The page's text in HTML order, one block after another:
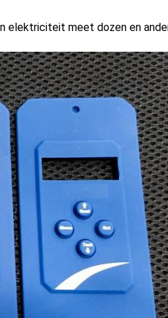
elektriciteit meet dozen en